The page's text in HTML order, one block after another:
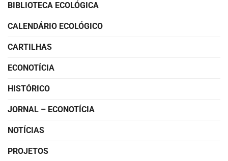
BIBLIOTECA ECOLÓGICA
CALENDÁRIO ECOLÓGICO
CARTILHAS
ECONOTÍCIA
HISTÓRICO
JORNAL – ECONOTÍCIA
NOTÍCIAS
PROJETOS